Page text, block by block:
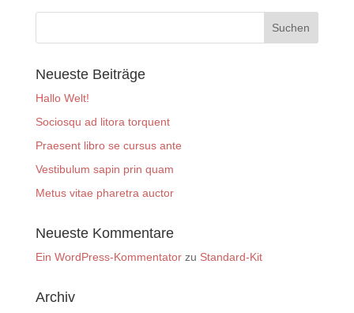
Neueste Beiträge
Hallo Welt!
Sociosqu ad litora torquent
Praesent libro se cursus ante
Vestibulum sapin prin quam
Metus vitae pharetra auctor
Neueste Kommentare
Ein WordPress-Kommentatorzu Standard-Kit
Archiv